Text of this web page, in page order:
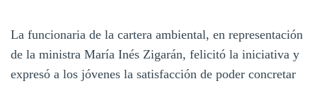
La funcionaria de la cartera ambiental, en representación
de la ministra María Inés Zigarán, felicitó la iniciativa y
expresó a los jóvenes la satisfacción de poder concretar